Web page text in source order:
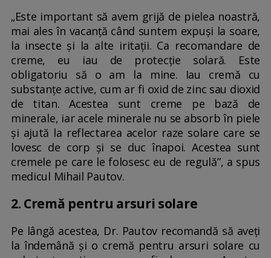
„Este important să avem grijă de pielea noastră,
mai ales în vacanță când suntem expuși la soare,
la insecte și la alte iritații. Ca recomandare de
creme, eu iau de protecție solară. Este
obligatoriu să o am la mine. Iau cremă cu
substanțe active, cum ar fi oxid de zinc sau dioxid
de titan. Acestea sunt creme pe bază de
minerale, iar acele minerale nu se absorb în piele
și ajută la reflectarea acelor raze solare care se
lovesc de corp și se duc înapoi. Acestea sunt
cremele pe care le folosesc eu de regulă”, a spus
medicul Mihail Pautov.
2. Cremă pentru arsuri solare
Pe lângă acestea, Dr. Pautov recomandă să aveți
la îndemână și o cremă pentru arsuri solare cu